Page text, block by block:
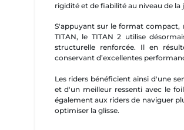
rigidité et de fiabilité au niveau de
S'appuyant sur le format compact,
TITAN, le TITAN 2 utilise
structurelle renforcée. Il en
conservant d’excellentes
Les riders bénéficient ainsi d'une
et d'un meilleur ressenti avec le
également aux riders de naviguer
optimiser la glisse.